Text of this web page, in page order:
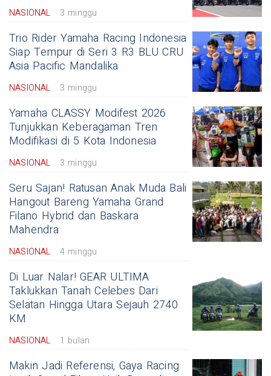
NASIONAL 3 minggu
Trio Rider Yamaha Racing Indonesia
Siap Tempur di Seri 3 R3 BLU CRU
Asia Pacific Mandalika
NASIONAL 3 minggu
Yamaha CLASSY Modifest 2026
Tunjukkan Keberagaman Tren
Modifikasi di 5 Kota Indonesia
NASIONAL 3 minggu
Seru Sajan! Ratusan Anak Muda Bali
Hangout Bareng Yamaha Grand
Filano Hybrid dan Baskara
Mahendra
NASIONAL 4 minggu
Di Luar Nalar! GEAR ULTIMA
Taklukkan Tanah Celebes Dari
Selatan Hingga Utara Sejauh 2740
KM
NASIONAL 1 bulan
Makin Jadi Referensi, Gaya Racing